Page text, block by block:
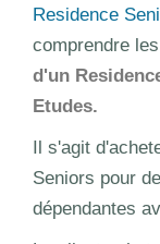
Residence
comprendre
d'un
Etudes.
Il s'agit
Seniors pour
dépendantes